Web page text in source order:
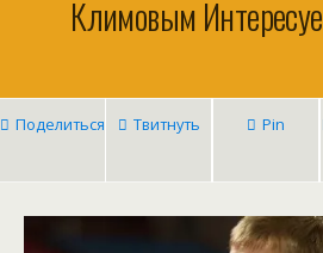
Климовым
Поделиться Твитнуть Pin